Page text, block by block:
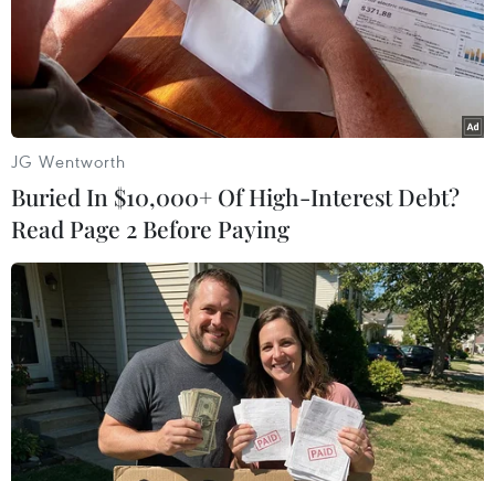
Hải quân Anh tiếp tục cử tàu chiến thứ ba
tới vùng Vịnh
26/08/2019 00:31
Theo Hải quân Anh, HMS Defender, tàu khu trục Type
45, sẽ gia nhập đội ngũ của 2 tàu chiến HMS Kent và
HMS Montrose.
JG Wentworth
Buried In $10,000+ Of High-Interest Debt?
Read Page 2 Before Paying